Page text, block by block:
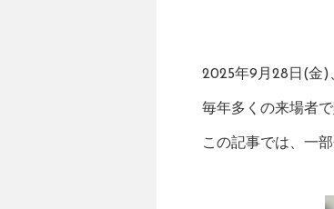
2025年9月28日(金)
毎年多くの来場者
この記事では、一